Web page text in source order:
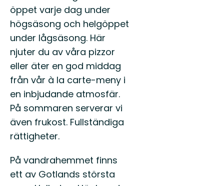
öppet varje dag under
högsäsong och helgöppet
under lågsäsong. Här
njuter du av våra pizzor
eller äter en god middag
från vår à la carte-meny i
en inbjudande atmosfär.
På sommaren serverar vi
även frukost. Fullständiga
rättigheter.
På vandrahemmet finns
ett av Gotlands största